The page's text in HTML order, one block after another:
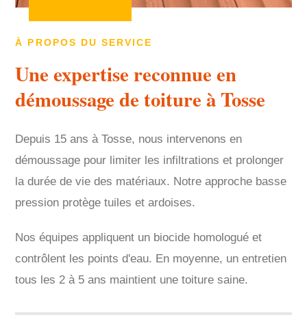
À PROPOS DU SERVICE
Une expertise reconnue en
démoussage de toiture à Tosse
Depuis 15 ans à Tosse, nous intervenons en
démoussage pour limiter les infiltrations et prolonger
la durée de vie des matériaux. Notre approche basse
pression protège tuiles et ardoises.
Nos équipes appliquent un biocide homologué et
contrôlent les points d'eau. En moyenne, un entretien
tous les 2 à 5 ans maintient une toiture saine.